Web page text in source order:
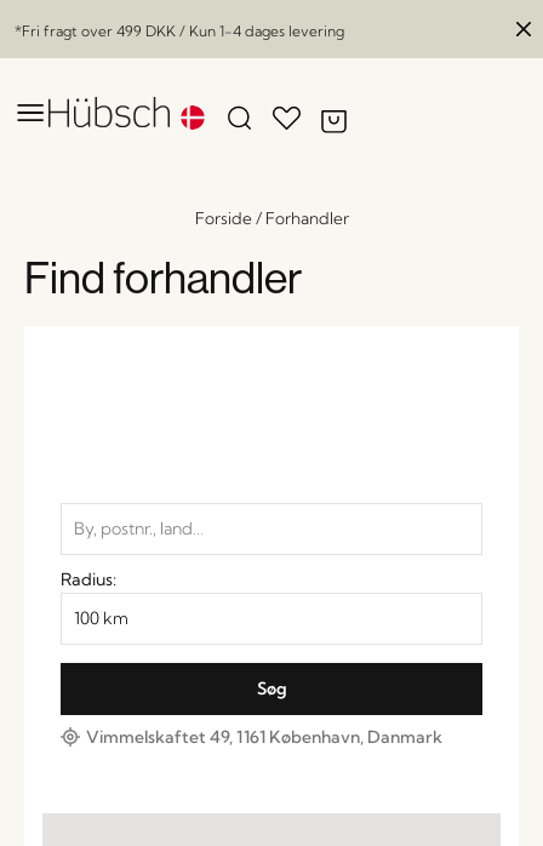
*Fri fragt over 499 DKK / Kun 1-4 dages levering
Forside/ Forhandler
Find forhandler
Radius:
Vimmelskaftet 49, 1161 København, Danmark